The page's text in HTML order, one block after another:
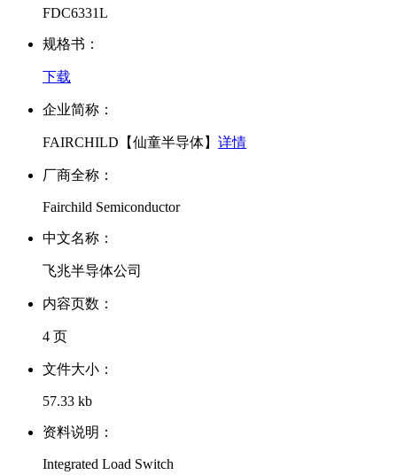
FDC6331L
规格书：
下载
企业简称：
FAIRCHILD【仙童半导体】 详情
厂商全称：
Fairchild Semiconductor
中文名称：
飞兆半导体公司
内容页数：
4 页
文件大小：
57.33 kb
资料说明：
Integrated Load Switch